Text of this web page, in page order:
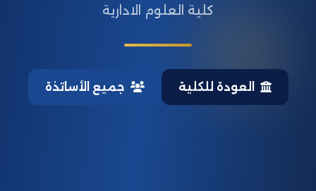
كلية العلوم الادارية
العودة للكلية جميع الأساتذة